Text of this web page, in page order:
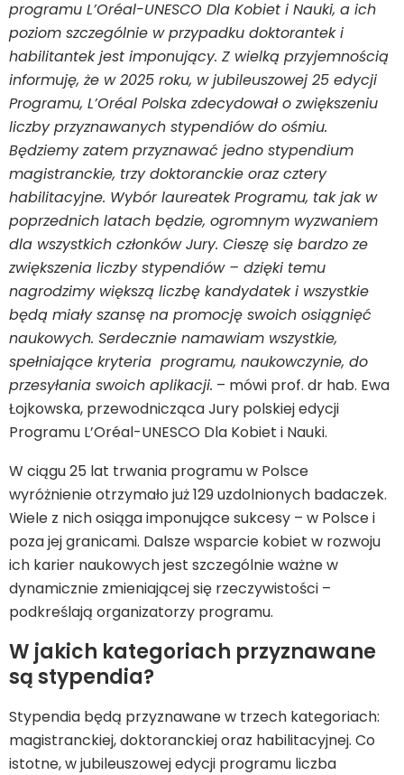
programu L’Oréal-UNESCO Dla Kobiet i Nauki, a ich
poziom szczególnie w przypadku doktorantek i
habilitantek jest imponujący. Z wielką przyjemnością
informuję, że w 2025 roku, w jubileuszowej 25 edycji
Programu, L’Oréal Polska zdecydował o zwiększeniu
liczby przyznawanych stypendiów do ośmiu.
Będziemy zatem przyznawać jedno stypendium
magistranckie, trzy doktoranckie oraz cztery
habilitacyjne. Wybór laureatek Programu, tak jak w
poprzednich latach będzie, ogromnym wyzwaniem
dla wszystkich członków Jury. Cieszę się bardzo ze
zwiększenia liczby stypendiów – dzięki temu
nagrodzimy większą liczbę kandydatek i wszystkie
będą miały szansę na promocję swoich osiągnięć
naukowych. Serdecznie namawiam wszystkie,
spełniające kryteria programu, naukowczynie, do
przesyłania swoich aplikacji. – mówi prof. dr hab. Ewa
Łojkowska, przewodnicząca Jury polskiej edycji
Programu L’Oréal-UNESCO Dla Kobiet i Nauki.
W ciągu 25 lat trwania programu w Polsce
wyróżnienie otrzymało już 129 uzdolnionych badaczek.
Wiele z nich osiąga imponujące sukcesy – w Polsce i
poza jej granicami. Dalsze wsparcie kobiet w rozwoju
ich karier naukowych jest szczególnie ważne w
dynamicznie zmieniającej się rzeczywistości –
podkreślają organizatorzy programu.
W jakich kategoriach przyznawane
są stypendia?
Stypendia będą przyznawane w trzech kategoriach:
magistranckiej, doktoranckiej oraz habilitacyjnej. Co
istotne, w jubileuszowej edycji programu liczba